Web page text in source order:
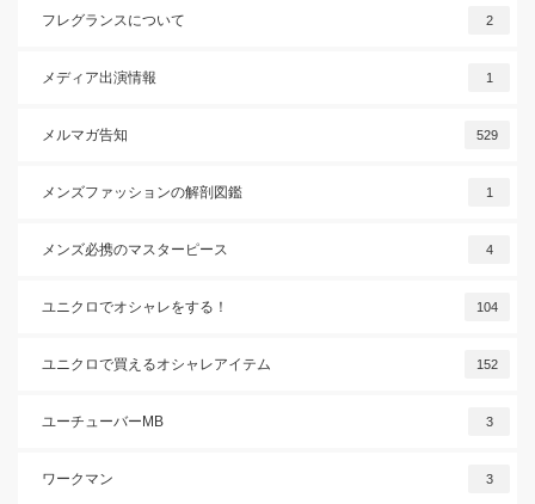
フレグランスについて 2
メディア出演情報 1
メルマガ告知 529
メンズファッションの解剖図鑑 1
メンズ必携のマスターピース 4
ユニクロでオシャレをする！ 104
ユニクロで買えるオシャレアイテム 152
ユーチューバーMB 3
ワークマン 3